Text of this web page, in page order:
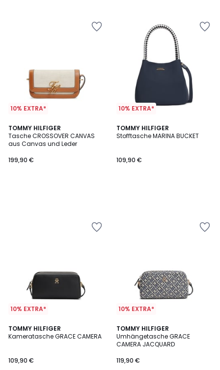
10% EXTRA*
TOMMY HILFIGER
Tasche CROSSOVER CANVAS
aus Canvas und Leder
199,90 €
10% EXTRA*
TOMMY HILFIGER
Stofftasche MARINA BUCKET
109,90 €
10% EXTRA*
TOMMY HILFIGER
Kameratasche GRACE CAMERA
109,90 €
10% EXTRA*
TOMMY HILFIGER
Umhängetasche GRACE
CAMERA JACQUARD
119,90 €